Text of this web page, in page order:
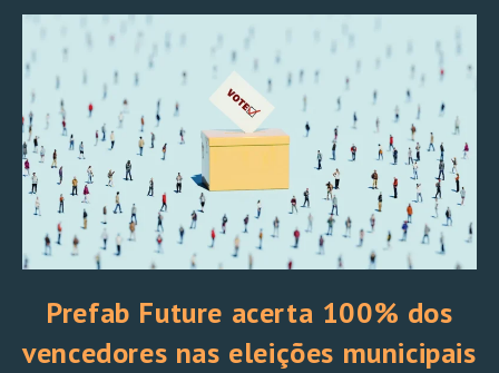
Prefab Future acerta 100% dos
vencedores nas eleições municipais